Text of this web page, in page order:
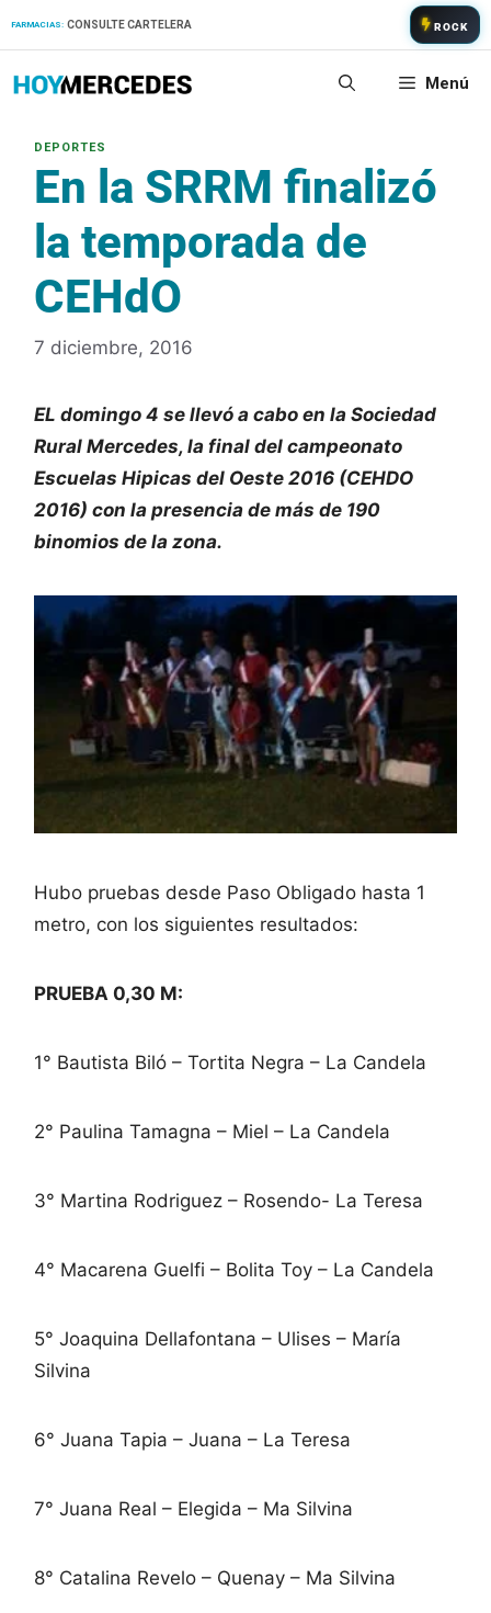
FARMACIAS: CONSULTE CARTELERA ROCK
Menú
En la SRRM finalizó
la temporada de
CEHdO
7 diciembre, 2016
EL domingo 4 se llevó a cabo en la Sociedad
Rural Mercedes, la final del campeonato
Escuelas Hipicas del Oeste 2016 (CEHDO
2016) con la presencia de más de 190
binomios de la zona.
Hubo pruebas desde Paso Obligado hasta 1
metro, con los siguientes resultados:
PRUEBA 0,30 M:
1° Bautista Biló – Tortita Negra – La Candela
2° Paulina Tamagna – Miel – La Candela
3° Martina Rodriguez – Rosendo- La Teresa
4° Macarena Guelfi – Bolita Toy – La Candela
5° Joaquina Dellafontana – Ulises – María
Silvina
6° Juana Tapia – Juana – La Teresa
7° Juana Real – Elegida – Ma Silvina
8° Catalina Revelo – Quenay – Ma Silvina